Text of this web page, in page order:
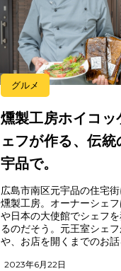
グルメ
燻製工房ホイコッ
ェフが作る、伝
宇品で。
広島市南区元宇品の住宅
燻製工房。オーナーシェ
や日本の大使館でシェフ
るのだそう。元王室シェ
や、お店を開くまでのお話
2023年6月22日